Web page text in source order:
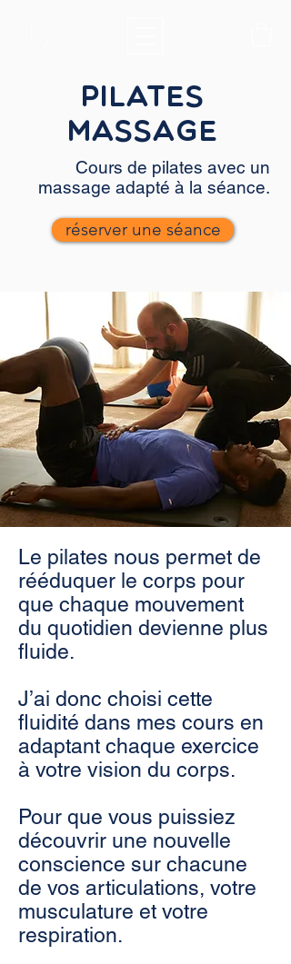
Pilates
MASSAGE
Cours de pilates avec un
massage adapté à la séance.
réserver une séance
Le pilates nous permet de
rééduquer le corps pour
que chaque mouvement
du quotidien devienne plus
fluide.
J’ai donc choisi cette
fluidité dans mes cours en
adaptant chaque exercice
à votre vision du corps.
Pour que vous puissiez
découvrir une nouvelle
conscience sur chacune
de vos articulations, votre
musculature et votre
respiration.